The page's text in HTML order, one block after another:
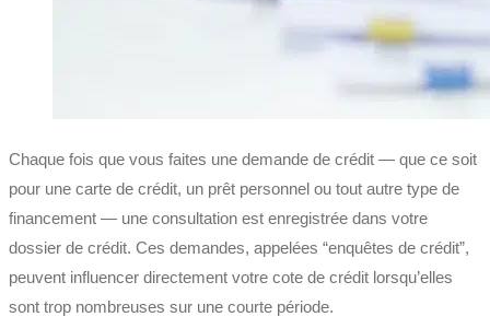
Chaque fois que vous faites une demande de crédit — que ce soit
pour une carte de crédit, un prêt personnel ou tout autre type de
financement — une consultation est enregistrée dans votre
dossier de crédit. Ces demandes, appelées “enquêtes de crédit”,
peuvent influencer directement votre cote de crédit lorsqu’elles
sont trop nombreuses sur une courte période.